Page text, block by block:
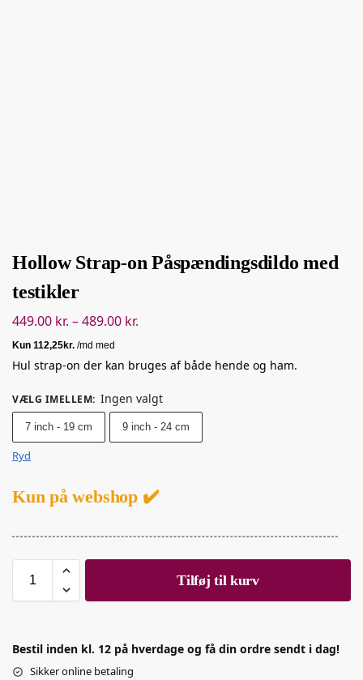
Hollow Strap-on Påspændingsdildo med
testikler
449.00 kr. –489.00 kr.
Hul strap-on der kan bruges af både hende og ham.
VÆLG IMELLEM: Ingen valgt
7 inch - 19 cm 9 inch - 24 cm
Ryd
Kun på webshop ✔️
Tilføj til kurv
Bestil inden kl. 12 på hverdage og få din ordre sendt i dag!
Sikker online betaling